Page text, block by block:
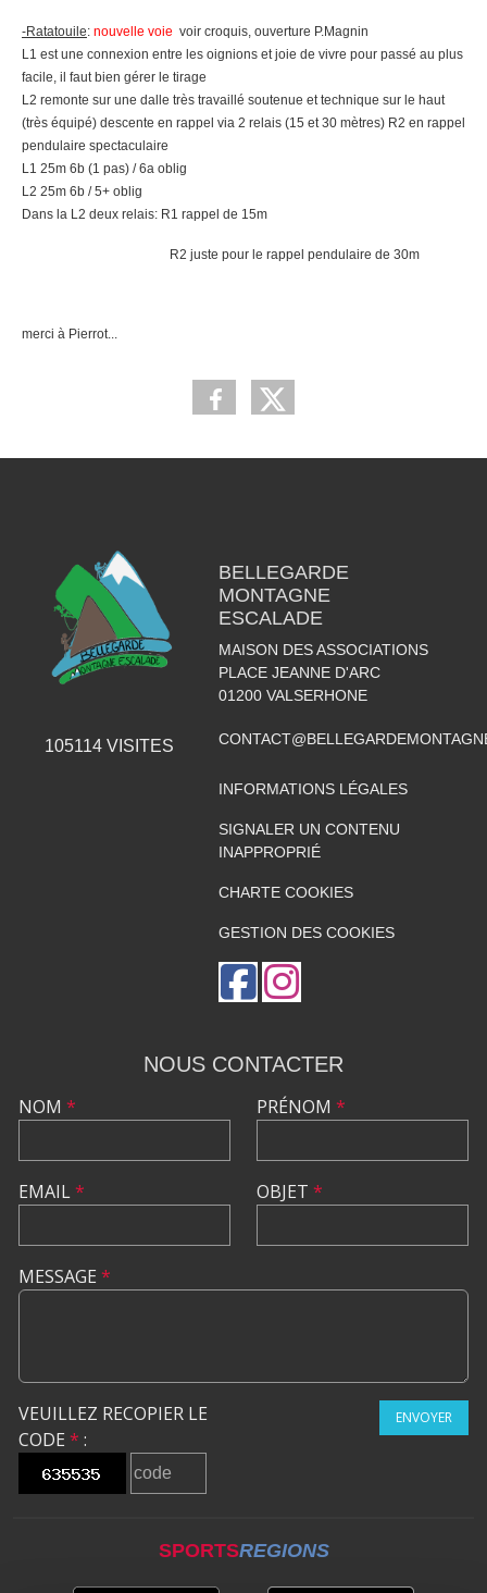
-Ratatouile: nouvelle voie voir croquis, ouverture P.Magnin
L1 est une connexion entre les oignions et joie de vivre pour passé au plus
facile, il faut bien gérer le tirage
L2 remonte sur une dalle très travaillé soutenue et technique sur le haut
(très équipé) descente en rappel via 2 relais (15 et 30 mètres) R2 en rappel
pendulaire spectaculaire
L1 25m 6b (1 pas) / 6a oblig
L2 25m 6b / 5+ oblig
Dans la L2 deux relais: R1 rappel de 15m
R2 juste pour le rappel pendulaire de 30m
merci à Pierrot...
105114VISITES
BELLEGARDE
MONTAGNE
ESCALADE
MAISON DES ASSOCIATIONS
PLACE JEANNE D'ARC
01200 VALSERHONE
INFORMATIONS LÉGALES
SIGNALER UN CONTENU
INAPPROPRIÉ
CHARTE COOKIES
GESTION DES COOKIES
NOUS CONTACTER
NOM *
EMAIL*
PRÉNOM *
OBJET *
MESSAGE *
VEUILLEZ RECOPIER LE
CODE * :
ENVOYER
SPORTSREGIONS